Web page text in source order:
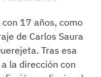
17 años, como
de Carlos Saura
Tras esa
la dirección con